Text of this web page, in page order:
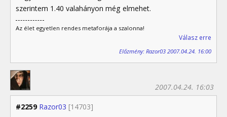
szerintem 1.40 valahányon még elmehet.
Az élet egyetlen rendes metaforája a szalonna!
Válasz erre
Előzmény: Razor03 2007.04.24. 16:00
#2259 Razor03 [14703]
2007.04.24. 16:03